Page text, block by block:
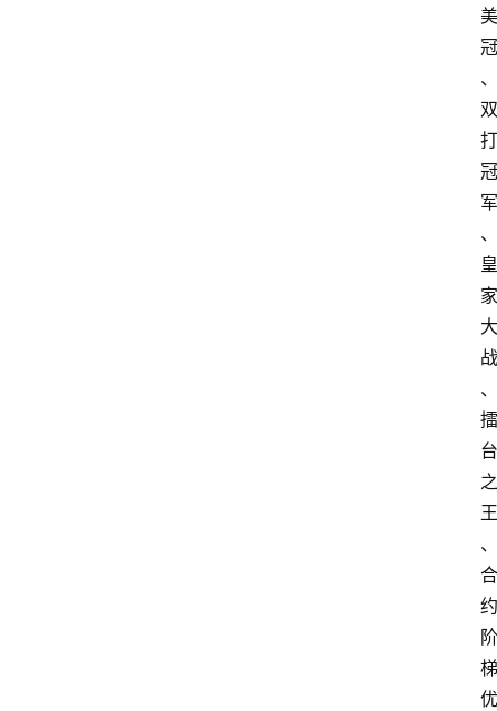
美
冠
、
双
打
冠
军
、
皇
家
大
战
、
擂
台
之
王
、
合
约
阶
梯
优